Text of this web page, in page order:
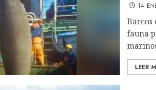
14
Barcos
fauna
LEER